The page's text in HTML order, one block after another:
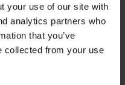
your use of our site with
analytics partners who
that you’ve
collected from your use